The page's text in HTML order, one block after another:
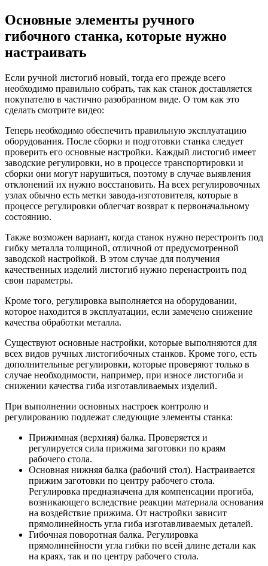
Основные элементы ручного
гибочного станка, которые нужно
настраивать
Если ручной листогиб новый, тогда его прежде всего
необходимо правильно собрать, так как станок доставляется
покупателю в частично разобранном виде. О том как это
сделать смотрите видео:
Теперь необходимо обеспечить правильную эксплуатацию
оборудования. После сборки и подготовки станка следует
проверить его основные настройки. Каждый листогиб имеет
заводские регулировки, но в процессе транспортировки и
сборки они могут нарушиться, поэтому в случае выявления
отклонений их нужно восстановить. На всех регулировочных
узлах обычно есть метки завода-изготовителя, которые в
процессе регулировки облегчат возврат к первоначальному
состоянию.
Также возможен вариант, когда станок нужно перестроить под
гибку металла толщиной, отличной от предусмотренной
заводской настройкой. В этом случае для получения
качественных изделий листогиб нужно перенастроить под
свои параметры.
Кроме того, регулировка выполняется на оборудовании,
которое находится в эксплуатации, если замечено снижение
качества обработки металла.
Существуют основные настройки, которые выполняются для
всех видов ручных листогибочных станков. Кроме того, есть
дополнительные регулировки, которые проверяют только в
случае необходимости, например, при износе листогиба и
снижении качества гиба изготавливаемых изделий.
При выполнении основных настроек контролю и
регулированию подлежат следующие элементы станка:
Прижимная (верхняя) балка. Проверяется и
регулируется сила прижима заготовки по краям
рабочего стола.
Основная нижняя балка (рабочий стол). Настраивается
прижим заготовки по центру рабочего стола.
Регулировка предназначена для компенсации прогиба,
возникающего вследствие реакции материала основания
на воздействие прижима. От настройки зависит
прямолинейность угла гиба изготавливаемых деталей.
Гибочная поворотная балка. Регулировка
прямолинейности угла гибки по всей длине детали как
на краях, так и по центру рабочего стола.